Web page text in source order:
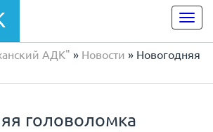
АДК" » Новости » Новогодняя
головоломка